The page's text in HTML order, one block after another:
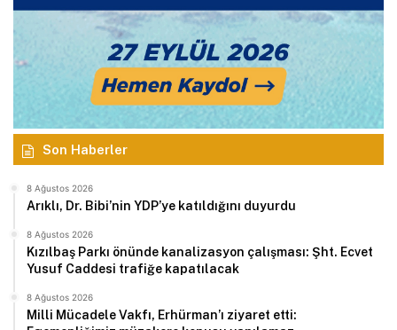
Son Haberler
8 Ağustos 2026
Arıklı, Dr. Bibi’nin YDP’ye katıldığını duyurdu
8 Ağustos 2026
Kızılbaş Parkı önünde kanalizasyon çalışması: Şht. Ecvet
Yusuf Caddesi trafiğe kapatılacak
8 Ağustos 2026
Milli Mücadele Vakfı, Erhürman’ı ziyaret etti: